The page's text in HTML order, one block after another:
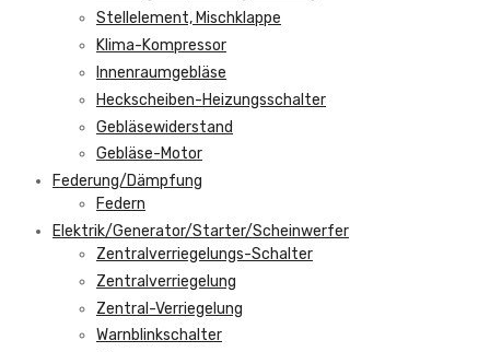
Stellelement, Mischklappe
Klima-Kompressor
Innenraumgebläse
Heckscheiben-Heizungsschalter
Gebläsewiderstand
Gebläse-Motor
Federung/Dämpfung
Federn
Elektrik/Generator/Starter/Scheinwerfer
Zentralverriegelungs-Schalter
Zentralverriegelung
Zentral-Verriegelung
Warnblinkschalter